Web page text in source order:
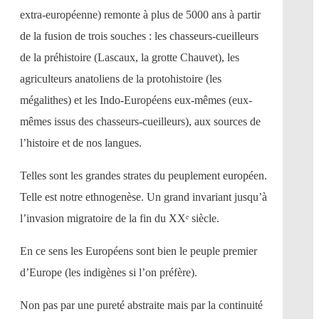
extra-européenne) remonte à plus de 5000 ans à partir
de la fusion de trois souches : les chasseurs-cueilleurs
de la préhistoire (Lascaux, la grotte Chauvet), les
agriculteurs anatoliens de la protohistoire (les
mégalithes) et les Indo-Européens eux-mêmes (eux-
mêmes issus des chasseurs-cueilleurs), aux sources de
l’histoire et de nos langues.
Telles sont les grandes strates du peuplement européen.
Telle est notre ethnogenèse. Un grand invariant jusqu’à
l’invasion migratoire de la fin du XXᵉ siècle.
En ce sens les Européens sont bien le peuple premier
d’Europe (les indigènes si l’on préfère).
Non pas par une pureté abstraite mais par la continuité